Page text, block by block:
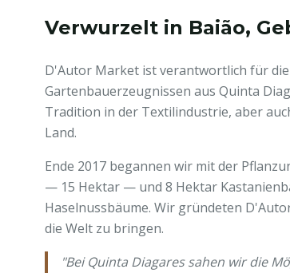
Verwurzelt in Baião,
D'Autor Market ist verantwortlich für
Gartenbauerzeugnissen aus Quinta
Tradition in der Textilindustrie, aber
Land.
Ende 2017 begannen wir mit der
— 15 Hektar — und 8 Hektar
Haselnussbäume. Wir gründeten
die Welt zu bringen.
"Bei Quinta Diagares sahen wir die